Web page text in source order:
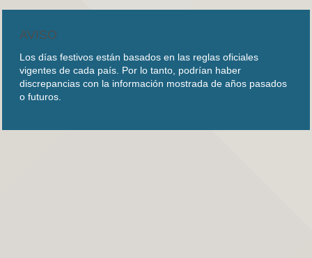
AVISO
Los días festivos están basados en las reglas oficiales
vigentes de cada país. Por lo tanto, podrían haber
discrepancias con la información mostrada de años pasados
o futuros.